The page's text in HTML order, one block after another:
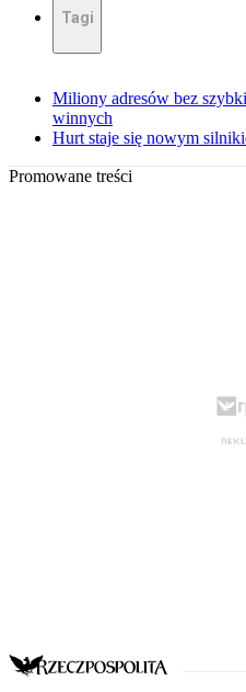
Tagi
Miliony adresów bez
winnych
Hurt staje się nowym
Promowane treści